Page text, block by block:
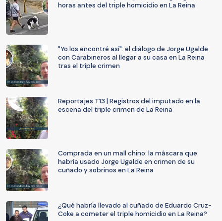
horas antes del triple homicidio en La Reina
"Yo los encontré así": el diálogo de Jorge Ugalde
con Carabineros al llegar a su casa en La Reina
tras el triple crimen
Reportajes T13 | Registros del imputado en la
escena del triple crimen de La Reina
Comprada en un mall chino: la máscara que
habría usado Jorge Ugalde en crimen de su
cuñado y sobrinos en La Reina
¿Qué habría llevado al cuñado de Eduardo Cruz-
Coke a cometer el triple homicidio en La Reina?